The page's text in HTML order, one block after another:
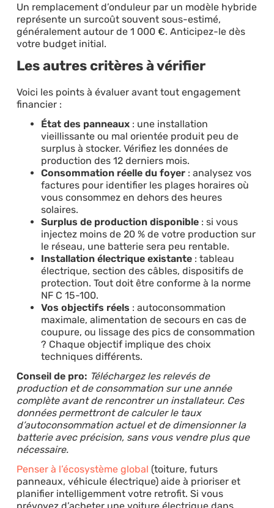
Un remplacement d’onduleur par un modèle hybride
représente un surcoût souvent sous-estimé,
généralement autour de 1 000 €. Anticipez-le dès
votre budget initial.
Les autres critères à vérifier
Voici les points à évaluer avant tout engagement
financier :
État des panneaux: une installation
vieillissante ou mal orientée produit peu de
surplus à stocker. Vérifiez les données de
production des 12 derniers mois.
Consommation réelle du foyer: analysez vos
factures pour identifier les plages horaires où
vous consommez en dehors des heures
solaires.
Surplus de production disponible: si vous
injectez moins de 20 % de votre production sur
le réseau, une batterie sera peu rentable.
Installation électrique existante: tableau
électrique, section des câbles, dispositifs de
protection. Tout doit être conforme à la norme
NF C 15-100.
Vos objectifs réels : autoconsommation
maximale, alimentation de secours en cas de
coupure, ou lissage des pics de consommation
? Chaque objectif implique des choix
techniques différents.
Conseil de pro: Téléchargez les relevés de
production et de consommation sur une année
complète avant de rencontrer un installateur. Ces
données permettront de calculer le taux
d’autoconsommation actuel et de dimensionner la
batterie avec précision, sans vous vendre plus que
nécessaire.
Penser à l’écosystème global (toiture, futurs
panneaux, véhicule électrique) aide à prioriser et
planifier intelligemment votre retrofit. Si vous